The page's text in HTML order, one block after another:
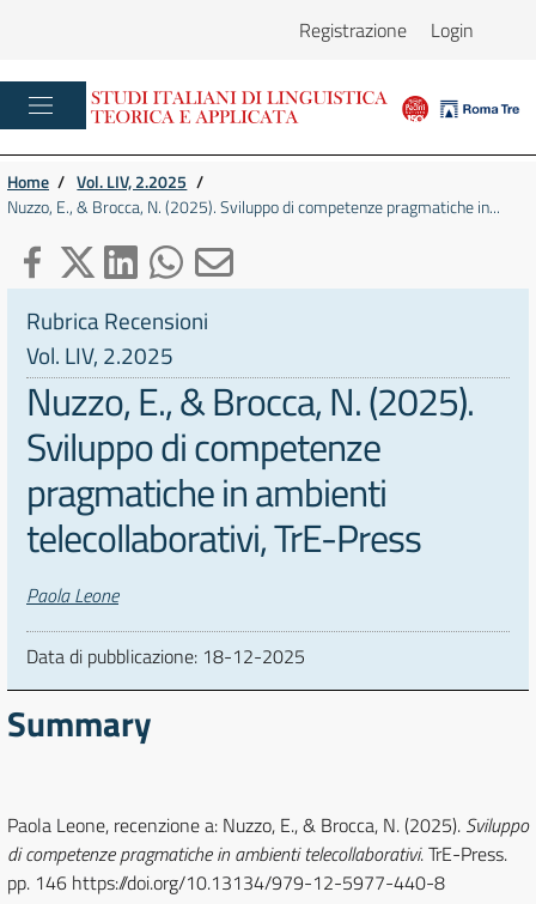
Registrazione Login
Home / Vol. LIV, 2.2025 /
Nuzzo, E., & Brocca, N. (2025). Sviluppo di competenze pragmatiche in...
Rubrica Recensioni
Vol. LIV, 2.2025
Nuzzo, E., & Brocca, N. (2025).
Sviluppo di competenze
pragmatiche in ambienti
telecollaborativi, TrE-Press
Autori
Paola Leone
Data di pubblicazione: 18-12-2025
Summary
Paola Leone, recenzione a: Nuzzo, E., & Brocca, N. (2025). Sviluppo
di competenze pragmatiche in ambienti telecollaborativi. TrE-Press.
pp. 146 https://doi.org/10.13134/979-12-5977-440-8